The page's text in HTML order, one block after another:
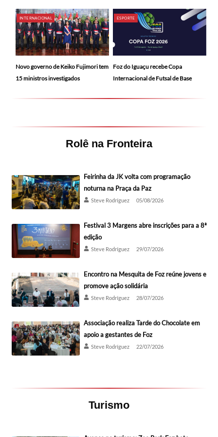
INTERNACIONAL
Novo governo de Keiko Fujimori tem
15 ministros investigados
ESPORTE
Foz do Iguaçu recebe Copa
Internacional de Futsal de Base
Rolê na Fronteira
Feirinha da JK volta com programação
noturna na Praça da Paz
Steve Rodríguez 05/08/2026
Festival 3 Margens abre inscrições para a 8ª
edição
Steve Rodríguez 29/07/2026
Encontro na Mesquita de Foz reúne jovens e
promove ação solidária
Steve Rodríguez 28/07/2026
Associação realiza Tarde do Chocolate em
apoio a gestantes de Foz
Steve Rodríguez 22/07/2026
Turismo